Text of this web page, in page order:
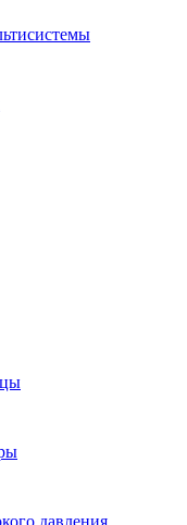
давления